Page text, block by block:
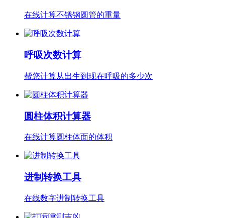
在线计算不锈钢圆管的重量
呼吸次数计算
帮您计算从出生到现在呼吸的多少次
圆柱体积计算器
在线计算圆柱体面的体积
进制转换工具
在线数字进制转换工具